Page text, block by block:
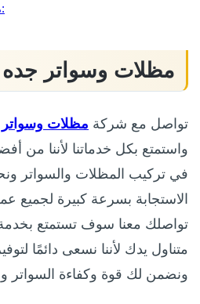
من أعمالنا:
مظلات وسواتر جده
تواصل مع شركة مظلات وسواتر
واستمتع بكل خدماتنا لأننا من
في تركيب المظلات والسواتر
الاستجابة بسرعة كبيرة لجميع
تواصلك معنا سوف تستمتع
متناول يدك لأننا نسعى دائمًا
ونضمن لك قوة وكفاءة السواتر